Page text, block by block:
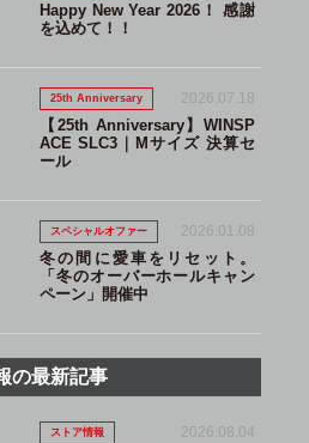
Happy New Year 2026！ 感謝
を込めて！！
25th Anniversary 2026.07.18
【25th Anniversary】WINSP
ACE SLC3｜Mサイズ 決算セ
ール
スペシャルオファー 2026.01.08
冬の間に愛車をリセット。
「冬のオーバーホールキャン
ペーン」開催中
の最新記事
ストア情報 2026.08.04